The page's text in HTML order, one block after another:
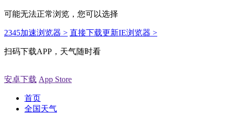
可能无法正常浏览，您可以选择
2345加速浏览器 > 直接下载更新IE浏览器 >
扫码下载APP，天气随时看
安卓下载 App Store
首页
全国天气